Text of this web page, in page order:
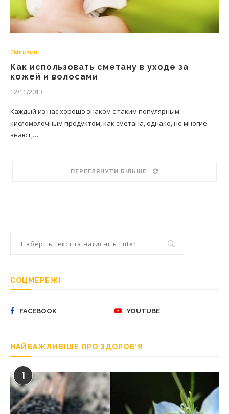
Світ мами
Как использовать сметану в уходе за
кожей и волосами
12/11/2013
Каждый из нас хорошо знаком с таким популярным
кисломолочным продуктом, как сметана, однако, не многие
знают,…
ПЕРЕГЛЯНУТИ БІЛЬШЕ
СОЦМЕРЕЖІ
FACEBOOK YOUTUBE
НАЙВАЖЛИВІШЕ ПРО ЗДОРОВ’Я
1